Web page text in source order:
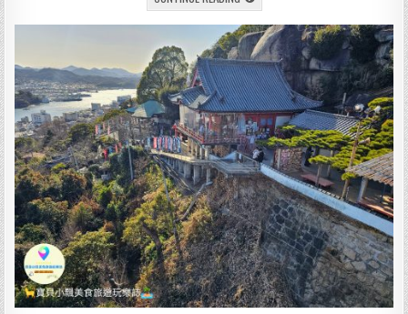
c
e
b
o
o
k
it
te
r
ai
l
e
遊]
山
VIA
INN
岡
山
實
住
分
享：
車
站
直
結，
窗
外
就
是
鐵
道
與
城
市
夜
景